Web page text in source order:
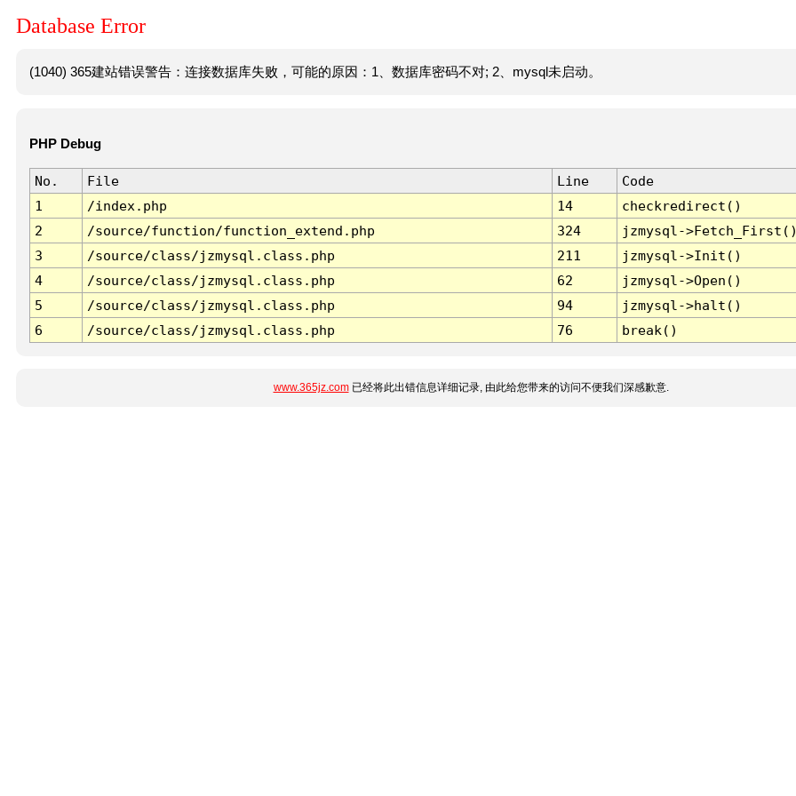
Database Error
(1040) 365建站错误警告：连接数据库失败，可能的原因：1、数据库密码不对; 2、mysql未启动。
PHP Debug
No. File Line
Code
1
/index.php 14
checkredirect()
2
/source/function/function_extend.php 324
jzmysql-
3
/source/class/jzmysql.class.php 211
jzmysql->Init()
4
/source/class/jzmysql.class.php 62
jzmysql->Open()
5
/source/class/jzmysql.class.php 94
jzmysql->halt()
6
/source/class/jzmysql.class.php 76 break()
www.365jz.com已经将此出错信息详细记录, 由此给您带来的访问不便我们深感歉意.